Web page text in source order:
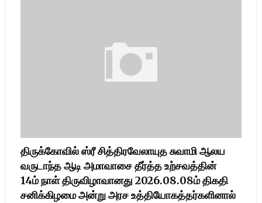
திருக்கோவில் ஸ்ரீ சித்திரவேலாயுத சுவாமி ஆலய
வருடாந்த ஆடி அமாவாசை தீர்த்த உற்சவத்தின்
14ம் நாள் திருவிழாவானது 2026.08.08ம் திகதி
சனிக்கிழமை அன்று அரச உத்தியோகத்தர்களினால்